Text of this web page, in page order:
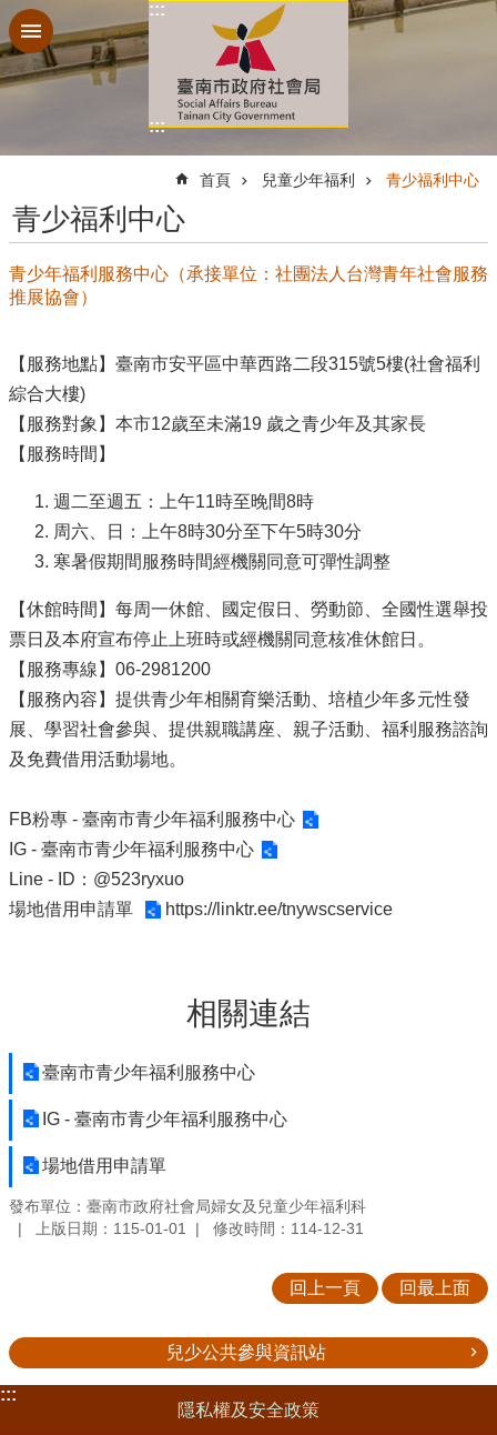
跳到主要內容區塊
:::
:::
首頁 兒童少年福利 青少福利中心
青少福利中心
青少年福利服務中心（承接單位：社團法人台灣青年社會服務
推展協會）
【服務地點】臺南市安平區中華西路二段315號5樓(社會福利
綜合大樓)
【服務對象】本市12歲至未滿19 歲之青少年及其家長
【服務時間】
週二至週五：上午11時至晚間8時
周六、日：上午8時30分至下午5時30分
寒暑假期間服務時間經機關同意可彈性調整
【休館時間】每周一休館、國定假日、勞動節、全國性選舉投
票日及本府宣布停止上班時或經機關同意核准休館日。
【服務專線】06-2981200
【服務內容】提供青少年相關育樂活動、培植少年多元性發
展、學習社會參與、提供親職講座、親子活動、福利服務諮詢
及免費借用活動場地。
FB粉專 - 臺南市青少年福利服務中心
IG - 臺南市青少年福利服務中心
Line - ID：@523ryxuo
場地借用申請單
https://linktr.ee/tnywscservice
相關連結
臺南市青少年福利服務中心
IG - 臺南市青少年福利服務中心
場地借用申請單
發布單位：臺南市政府社會局婦女及兒童少年福利科
上版日期：115-01-01
修改時間：114-12-31
回上一頁 回最上面
兒少公共參與資訊站
:::
隱私權及安全政策